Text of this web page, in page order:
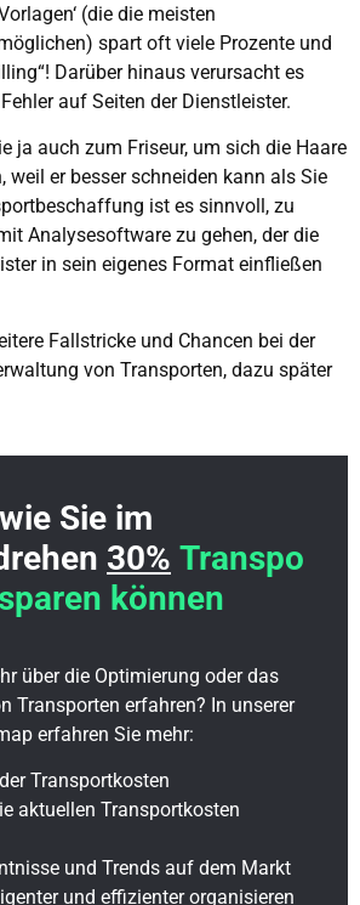
(die die meisten
spart oft viele Prozente und
Darüber hinaus verursacht es
auf Seiten der Dienstleister.
ja auch zum Friseur, um sich die Haare
weil er besser schneiden kann als Sie
ist es sinnvoll, zu
Analysesoftware zu gehen, der die
in sein eigenes Format einfließen
Fallstricke und Chancen bei der
von Transporten, dazu später
wie Sie im
30% Transpo
können
über die Optimierung oder das
Transporten erfahren? In unserer
erfahren Sie mehr:
Transportkosten
aktuellen Transportkosten
und Trends auf dem Markt
und effizienter organisieren